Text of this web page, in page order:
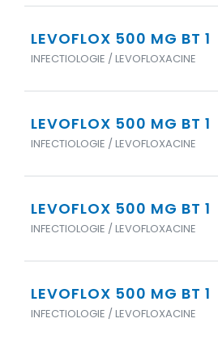
LEVOFLOX 500 MG BT 1
INFECTIOLOGIE / LEVOFLOXACINE
LEVOFLOX 500 MG BT 1
INFECTIOLOGIE / LEVOFLOXACINE
LEVOFLOX 500 MG BT 1
INFECTIOLOGIE / LEVOFLOXACINE
LEVOFLOX 500 MG BT 1
INFECTIOLOGIE / LEVOFLOXACINE